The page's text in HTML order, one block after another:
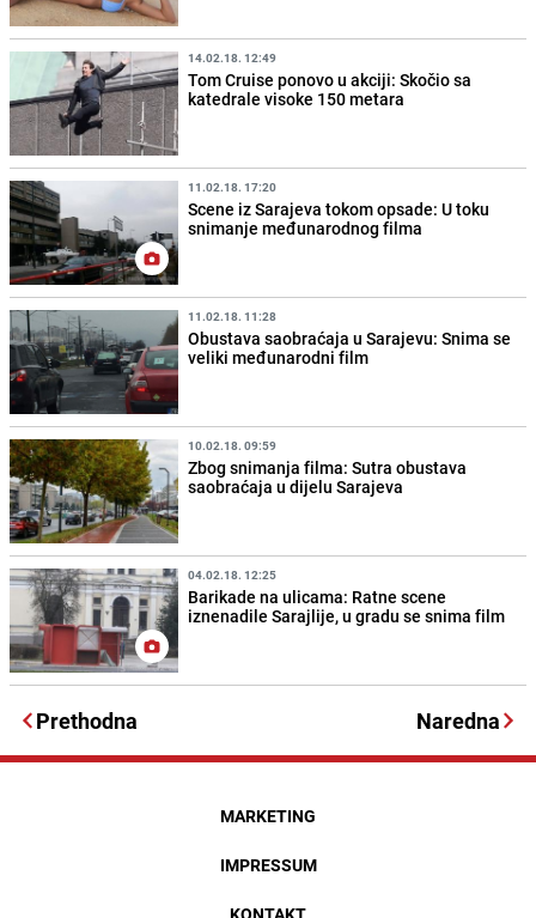
14.02.18. 12:49
Tom Cruise ponovo u akciji: Skočio sa
katedrale visoke 150 metara
11.02.18. 17:20
Scene iz Sarajeva tokom opsade: U toku
snimanje međunarodnog filma
11.02.18. 11:28
Obustava saobraćaja u Sarajevu: Snima se
veliki međunarodni film
10.02.18. 09:59
Zbog snimanja filma: Sutra obustava
saobraćaja u dijelu Sarajeva
04.02.18. 12:25
Barikade na ulicama: Ratne scene
iznenadile Sarajlije, u gradu se snima film
Prethodna Naredna
MARKETING
IMPRESSUM